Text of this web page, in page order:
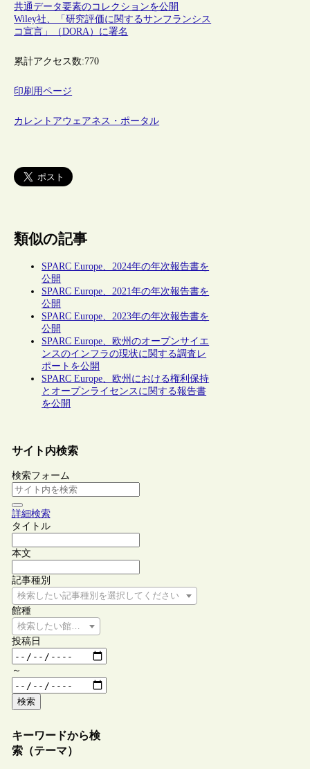
共通データ要素のコレクションを公開
Wiley社、「研究評価に関するサンフランシス
コ宣言」（DORA）に署名
累計アクセス数:770
印刷用ページ
カレントアウェアネス・ポータル
類似の記事
SPARC Europe、2024年の年次報告書を
公開
SPARC Europe、2021年の年次報告書を
公開
SPARC Europe、2023年の年次報告書を
公開
SPARC Europe、欧州のオープンサイエ
ンスのインフラの現状に関する調査レ
ポートを公開
SPARC Europe、欧州における権利保持
とオープンライセンスに関する報告書
を公開
サイト内検索
検索フォーム
詳細検索
タイトル
本文
記事種別
検索したい記事種別を選択してください
館種
検索したい館種を選択してください
投稿日
～
検索
キーワードから検
索（テーマ）